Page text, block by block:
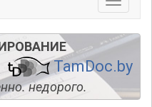
TamDoc.by
недорого.